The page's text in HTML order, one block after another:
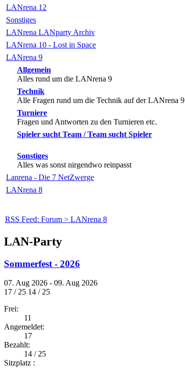
LANrena 12
Sonstiges
LANrena LANparty Archiv
LANrena 10 - Lost in Space
LANrena 9
Allgemein
Alles rund um die LANrena 9
Technik
Alle Fragen rund um die Technik auf der LANrena 9
Turniere
Fragen und Antworten zu den Turnieren etc.
Spieler sucht Team / Team sucht Spieler
Sonstiges
Alles was sonst nirgendwo reinpasst
Lanrena - Die 7 NetZwerge
LANrena 8
RSS Feed: Forum > LANrena 8
LAN-Party
Sommerfest - 2026
07. Aug 2026 - 09. Aug 2026
17 / 25 14 / 25
Frei:
11
Angemeldet:
17
Bezahlt:
14 / 25
Sitzplatz :